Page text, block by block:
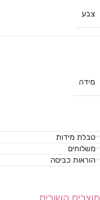
צבע
מידה
טבלת מידות
משלוחים
הוראות כביסה